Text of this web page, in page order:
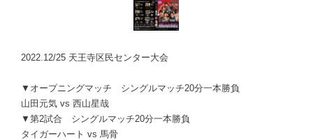
2022.12/25 天王寺区民センター大会
▼オープニングマッチ シングルマッチ20分一本勝負
山田元気 vs 西山星哉
▼第2試合 シングルマッチ20分一本勝負
タイガーハート vs 馬骨